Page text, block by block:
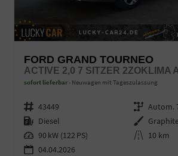
FORD GRAND TOURNEO
sofort lieferbar Neuwagen mit Tageszulassung
Fahrzeugnr. 43449 Getriebe Autom.
Kraftstoff Diesel Außenfarbe
Leistung 90 kW (122 PS) Kilometerstand 10 km
04.04.2026